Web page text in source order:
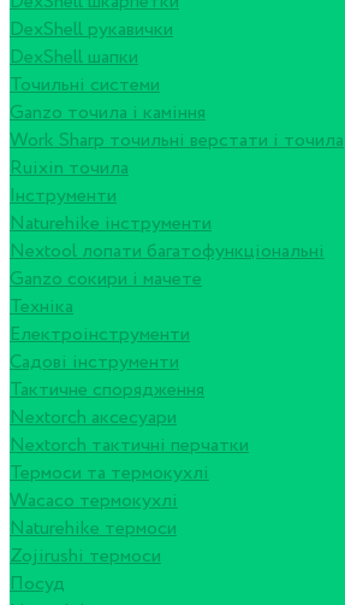
DexShell рукавички
DexShell шапки
Точильні системи
Ganzo точила і каміння
Work Sharp точильні верстати і точила
Ruixin точила
Інструменти
Naturehike інструменти
Nextool лопати багатофункціональні
Ganzo сокири і мачете
Техніка
Електроінструменти
Садові інструменти
Тактичне спорядження
Nextorch аксесуари
Nextorch тактичні перчатки
Термоси та термокухлі
Wacaco термокухлі
Naturehike термоси
Zojirushi термоси
Посуд